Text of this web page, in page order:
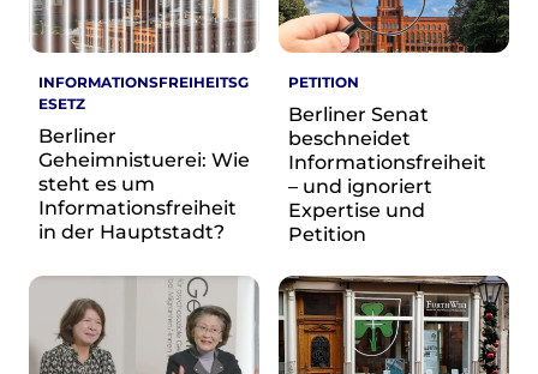
Bündnis Freie Bildung
Bündnis F5
Das WikiLibrary Manifest
GLAM – Kultur- und Gedächtnisinstitutionen
Lizenzhinweisgenerator
Monsters of Law
Offene Kulturdaten
Projekt Technische Wünsche
re•shape
Verschlusssache Prüfung
Wissen. Macht. Gerechtigkeit.
INFORMATIONSFREIHEITSG
ESETZ
Berliner
Geheimnistuerei: Wie
steht es um
Informationsfreiheit
in der Hauptstadt?
PETITION
Berliner Senat
beschneidet
Informationsfreiheit
– und ignoriert
Expertise und
Petition